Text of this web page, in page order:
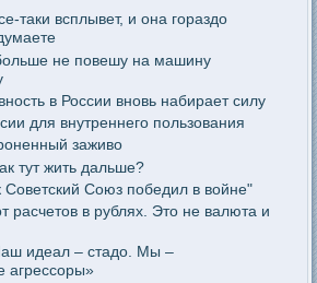
таки всплывет, и она гораздо
не повешу на машину
в России вновь набирает силу
для внутреннего пользования
заживо
тут жить дальше?
Союз победил в войне"
расчетов в рублях. Это не валюта и
идеал – стадо. Мы –
агрессоры»